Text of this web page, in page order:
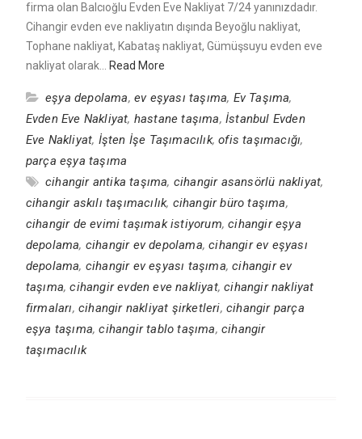
firma olan Balcıoğlu Evden Eve Nakliyat 7/24 yanınızdadır.
Cihangir evden eve nakliyatın dışında Beyoğlu nakliyat,
Tophane nakliyat, Kabataş nakliyat, Gümüşsuyu evden eve
nakliyat olarak… Read More
eşya depolama, ev eşyası taşıma, Ev Taşıma,
Evden Eve Nakliyat, hastane taşıma, İstanbul Evden
Eve Nakliyat, İşten İşe Taşımacılık,ofis taşımacığı,
parça eşya taşıma
cihangir antika taşıma, cihangir asansörlü nakliyat,
cihangir askılı taşımacılık, cihangir büro taşıma,
cihangir de evimi taşımak istiyorum,cihangir eşya
depolama, cihangir ev depolama,cihangir ev eşyası
depolama, cihangir ev eşyası taşıma,cihangir ev
taşıma,cihangir evden eve nakliyat,cihangir nakliyat
firmaları, cihangir nakliyat şirketleri, cihangir parça
eşya taşıma,cihangir tablo taşıma, cihangir
taşımacılık